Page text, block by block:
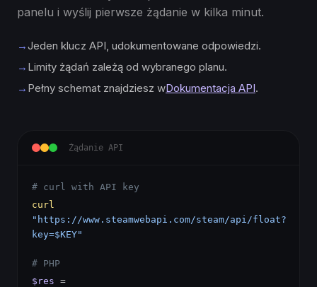
panelu i wyślij pierwsze żądanie w kilka minut.
→Jeden klucz API, udokumentowane odpowiedzi.
→ Limity żądań zależą od wybranego planu.
→ Pełny schemat znajdziesz wDokumentacja API.
Żądanie API
# curl with API key
curl
"https://www.steamwebapi.com/steam/api/float?
key=$KEY"
# PHP
$res =